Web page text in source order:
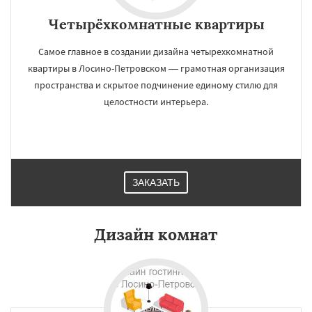
Четырёхкомнатные квартиры
Самое главное в создании дизайна четырехкомнатной
квартиры в Лосино-Петровском — грамотная организация
пространства и скрытое подчинение единому стилю для
целостности интерьера.
ЗАКАЗАТЬ
Дизайн комнат